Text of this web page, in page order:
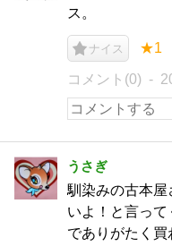
ス。
ナイス ★1
コメント(0)
うさぎ
馴染みの古本屋
いよ！と言っ
でありがたく